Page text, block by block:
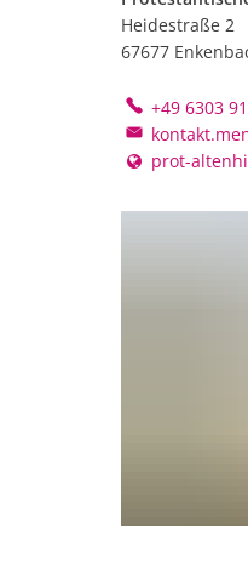
Heidestraße 2
67677
+49 6303
prot-